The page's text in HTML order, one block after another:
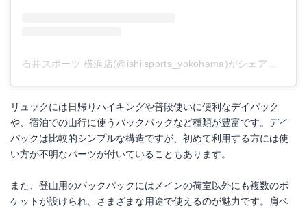
石井スポーツ 横浜店(@ishiisports_yokohama)がシェアした投稿
リュックには日帰りハイキングや普段使いに便利なデイパック
や、宿泊での山行に使うバックパックなど種類が豊富です。デイ
パックは比較的シンプルな構造ですが、初めて利用する方には使
い方が不明なパーツが付いていることもあります。
また、登山用のバックパックにはメインの荷室以外にも複数のポ
ケットが設けられ、さまざまな用途で使えるのが魅力です。肩ベ